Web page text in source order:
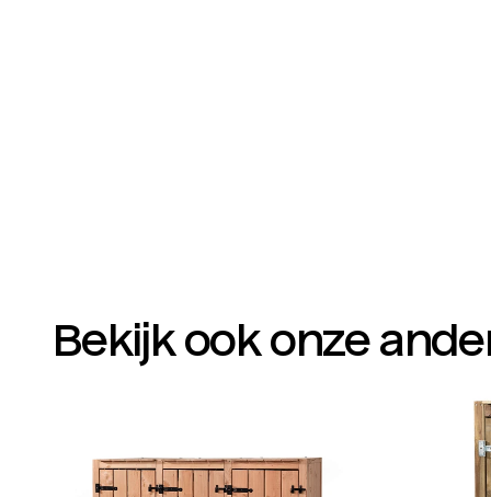
Bekijk ook onze